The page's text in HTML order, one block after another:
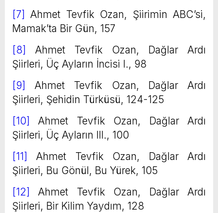
[7] Ahmet Tevfik Ozan, Şiirimin ABC’si,
Mamak’ta Bir Gün, 157
[8]
Ahmet Tevfik Ozan, Dağlar Ardı
Şiirleri, Üç Ayların İncisi I., 98
[9]
Ahmet Tevfik Ozan, Dağlar Ardı
Şiirleri, Şehidin Türküsü, 124-125
[10]
Ahmet Tevfik Ozan, Dağlar Ardı
Şiirleri, Üç Ayların III., 100
[11]
Ahmet Tevfik Ozan, Dağlar Ardı
Şiirleri, Bu Gönül, Bu Yürek, 105
[12]
Ahmet Tevfik Ozan, Dağlar Ardı
Şiirleri, Bir Kilim Yaydım, 128